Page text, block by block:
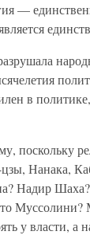
—
в
поскольку
Нанака,
Надир
Муссолини?
у власти, а